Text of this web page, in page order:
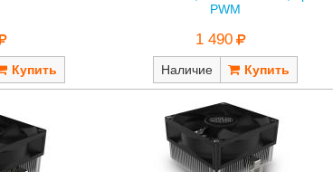
PWM
1 490
Наличие